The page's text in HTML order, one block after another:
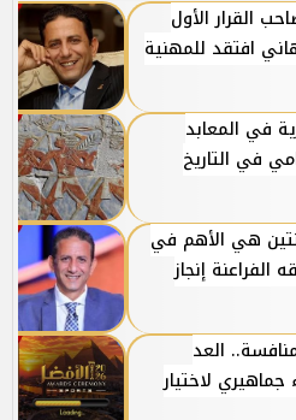
القرار الأول
افتقد للمهنية
في المعابد
في التاريخ
هي الأهم في
الفراعنة إنجاز
العد
جماهيري لاختيار